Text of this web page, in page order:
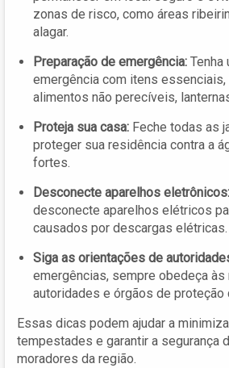
zonas de risco, como áreas
alagar.
Preparação de emergência: Tenha
emergência com itens essenciais,
alimentos não perecíveis,
Proteja sua casa: Feche todas as
proteger sua residência contra a
fortes.
Desconecte aparelhos eletrônicos:
desconecte aparelhos elétricos
causados por descargas elétricas.
Siga as orientações de
emergências, sempre obedeça
autoridades e órgãos de proteção
Essas dicas podem ajudar a
tempestades e garantir a segurança
moradores da região.